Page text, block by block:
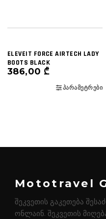
ELEVEIT FORCE AIRTECH LADY
BOOTS BLACK
386,00 ₾
ᲞᲐᲠᲐᲛᲔᲢᲠᲔᲑᲘ
Mototravel
შეკვეთის გაკეთება
ონლაინ. შეკვეთის